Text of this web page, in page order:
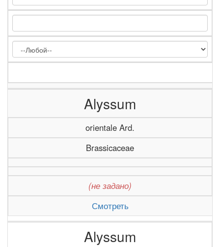
Alyssum
orientale Ard.
Brassicaceae
(не задано)
Смотреть
Alyssum